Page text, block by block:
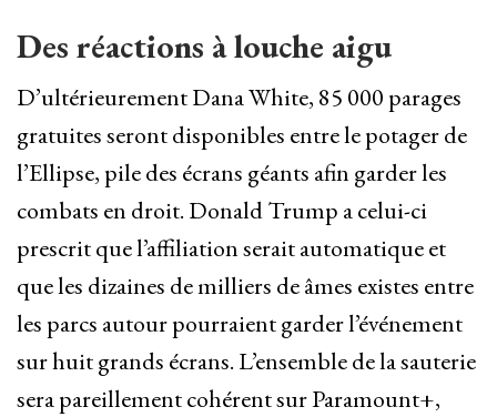
Des réactions à louche aigu
D’ultérieurement Dana White, 85 000 parages
gratuites seront disponibles entre le potager de
l’Ellipse, pile des écrans géants afin garder les
combats en droit. Donald Trump a celui-ci
prescrit que l’affiliation serait automatique et
que les dizaines de milliers de âmes existes entre
les parcs autour pourraient garder l’événement
sur huit grands écrans. L’ensemble de la sauterie
sera pareillement cohérent sur Paramount+,